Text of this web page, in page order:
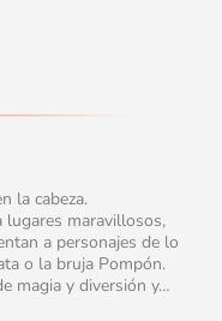
la cabeza.
lugares maravillosos,
a personajes de lo
o la bruja Pompón.
magia y diversión y…